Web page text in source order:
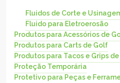
Fluidos de Corte e
Fluido para Eletroerosão
Produtos para Acessórios de
Produtos para Carts de Golf
Produtos para Tacos e Grips
Proteção Temporária
Protetivo para Peças e